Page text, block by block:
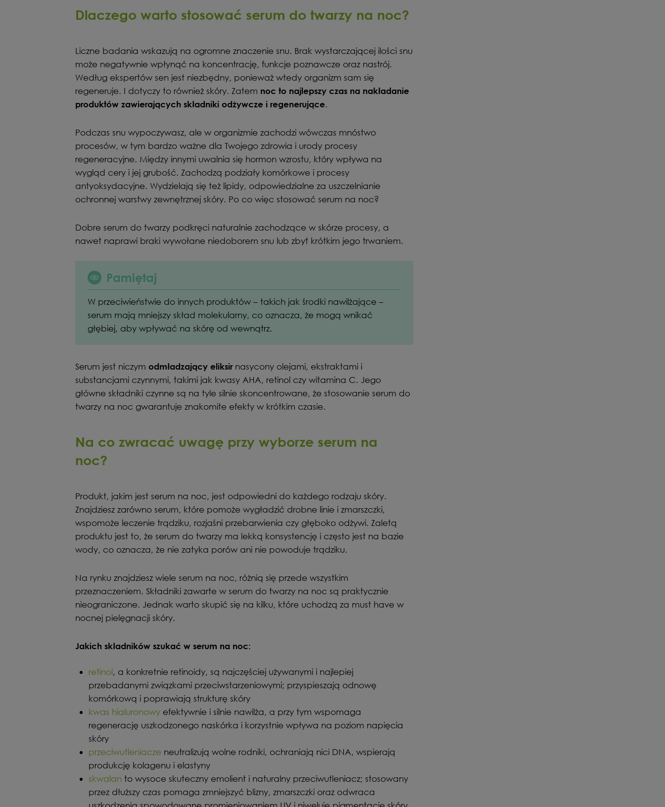
Dlaczego warto stosować serum do twarzy na noc?
Liczne badania wskazują na ogromne znaczenie snu. Brak wystarczającej ilości snu
może negatywnie wpłynąć na koncentrację, funkcje poznawcze oraz nastrój.
Według ekspertów sen jest niezbędny, ponieważ wtedy organizm sam się
regeneruje. I dotyczy to również skóry. Zatem noc to najlepszy czas na nakładanie
produktów zawierających składniki odżywcze i regenerujące.
Podczas snu wypoczywasz, ale w organizmie zachodzi wówczas mnóstwo
procesów, w tym bardzo ważne dla Twojego zdrowia i urody procesy
regeneracyjne. Między innymi uwalnia się hormon wzrostu, który wpływa na
wygląd cery i jej grubość. Zachodzą podziały komórkowe i procesy
antyoksydacyjne. Wydzielają się też lipidy, odpowiedzialne za uszczelnianie
ochronnej warstwy zewnętrznej skóry. Po co więc stosować serum na noc?
Dobre serum do twarzy podkręci naturalnie zachodzące w skórze procesy, a
nawet naprawi braki wywołane niedoborem snu lub zbyt krótkim jego trwaniem.
Pamiętaj
W przeciwieństwie do innych produktów – takich jak środki nawilżające –
serum mają mniejszy skład molekularny, co oznacza, że ​​mogą wnikać
głębiej, aby wpływać na skórę od wewnątrz.
Serum jest niczym odmładzający eliksirnasycony olejami, ekstraktami i
substancjami czynnymi, takimi jak kwasy AHA, retinol czy witamina C. Jego
główne składniki czynne są na tyle silnie skoncentrowane, że stosowanie serum do
twarzy na noc gwarantuje znakomite efekty w krótkim czasie.
Na co zwracać uwagę przy wyborze serum na
noc?
Produkt, jakim jest serum na noc, jest odpowiedni do każdego rodzaju skóry.
Znajdziesz zarówno serum, które pomoże wygładzić drobne linie i zmarszczki,
wspomoże leczenie trądziku, rozjaśni przebarwienia czy głęboko odżywi. Zaletą
produktu jest to, że serum do twarzy ma lekką konsystencję i często jest na bazie
wody, co oznacza, że nie zatyka porów ani nie powoduje trądziku.
Na rynku znajdziesz wiele serum na noc, różnią się przede wszystkim
przeznaczeniem. Składniki zawarte w serum do twarzy na noc są praktycznie
nieograniczone. Jednak warto skupić się na kilku, które uchodzą za must have w
nocnej pielęgnacji skóry.
Jakich składników szukać w serum na noc:
retinol, a konkretnie retinoidy, są najczęściej używanymi i najlepiej
przebadanymi związkami przeciwstarzeniowymi; przyspieszają odnowę
komórkową i poprawiają strukturę skóry
kwas hialuronowy efektywnie i silnie nawilża, a przy tym wspomaga
regenerację uszkodzonego naskórka i korzystnie wpływa na poziom napięcia
skóry
przeciwutleniacze neutralizują wolne rodniki, ochraniają nici DNA, wspierają
produkcję kolagenu i elastyny
skwalan to wysoce skuteczny emolient i naturalny przeciwutleniacz; stosowany
przez dłuższy czas pomaga zmniejszyć blizny, zmarszczki oraz odwraca